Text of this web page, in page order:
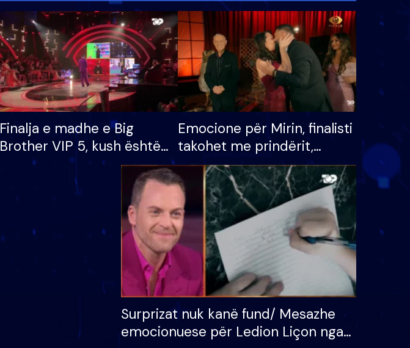
Finalja e madhe e Big
Brother VIP 5, kush është
banori i parë që lë shtëpinë
dhe humb mundësinë për
të fituar çmimin e madh
Emocione për Mirin, finalisti
takohet me prindërit,
vajzën dhe bashkëshorten:
S’kemi ndonjë letër divorci
apo jo?
Surprizat nuk kanë fund/ Mesazhe
emocionuese për Ledion Liçon nga